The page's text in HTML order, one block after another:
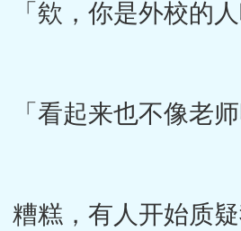
「欸，你是外校的人
「看起来也不像老师
糟糕，有人开始质